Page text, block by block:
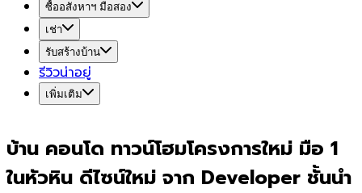
ซื้ออสังหาฯ มือสอง
เช่า
รับสร้างบ้าน
รีวิวน่าอยู่
เพิ่มเติม
บ้าน คอนโด ทาวน์โฮมโครงการใหม่ มือ 1
ในหัวหิน ดีไซน์ใหม่ จาก Developer ชั้นนำ